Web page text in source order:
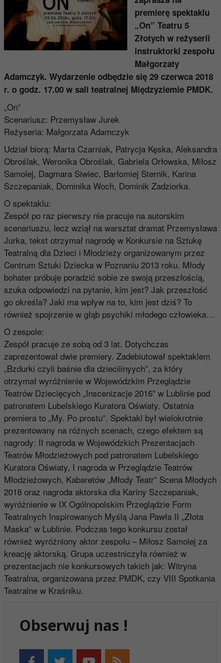
premierę spektaklu
„On” Teatru 5
Złotych w reżyserii
instruktorki zespołu
Małgorzaty
Adamczyk. Wydarzenie odbędzie się 29 czerwca 2018
r. o godz. 17.00 w sali teatralnej Międzyziemie PMDK.
„On”
Scenariusz: Przemysław Jurek
Reżyseria: Małgorzata Adamczyk
Udział biorą: Marta Czarniak, Patrycja Kęska, Aleksandra
Obroślak, Weronika Obroślak, Gabriela Orłowska, Miłosz
Samolej, Dagmara Siwiec, Barłomiej Sternik, Karina
Szczepaniak, Dominika Woch, Dominik Zadziorka.
O spektaklu:
Zespół po raz pierwszy nie pracuje na autorskim
scenariuszu, lecz wziął na warsztat dramat Przemysława
Jurka, tekst otrzymał nagrodę w Konkursie na Sztukę
Teatralną dla Dzieci i Młodzieży organizowanym przez
Centrum Sztuki Dziecka w Poznaniu 2013 roku. Młody
bohater próbuje poradzić sobie ze swoją przeszłością,
szuka odpowiedzi na pytanie, kim jest? Jak przeszłość
go określa? Jaki ma wpływ na to, kim jest dziś? To
również spojrzenie w głąb psychiki młodego człowieka…
O zespole:
Zespół pracuje ze sobą od 3 lat. Dotychczas
zaprezentował dwie premiery. Zadebiutował spektaklem
„Bzdurki czyli baśnie dla dzieciiinyych”, za który
otrzymał wyróżnienie w Wojewódzkim Przeglądzie
Teatrów Dziecięcych „Inscenizacje 2016” w Lublinie pod
patronatem Lubelskiego Kuratora Oświaty. Ostatnia
premiera to „My. Po prostu”. Spektakl był wielokrotnie
prezentowany na różnych scenach, czego efektem są
nagrody: II nagroda w Wojewódzkich Prezentacjach
Teatrów Młodzieżowych pod patronatem Lubelskiego
Kuratora Oświaty, I nagroda w Przeglądzie Teatrów
Młodzieżowych, Kabaretów „Młody Teatr” Scena Młodych
2018 oraz nagroda aktorska dla Kariny Szczepaniak,
wyróżnienie w IX Ogólnopolskim Przeglądzie Form
Teatralnych Inspirowanych Myślą Jana Pawła II „Złota
Maska” w Lublinie. Podczas tego konkursu został
również wyróżniony aktor zespołu – Miłosz Samolej za
kreację aktorską. Grupa uczestniczyła również w
prezentacjach nie konkursowych takich jak: Witryna
Teatralna, organizowana przez PMDK, czy VIII Spotkania
Teatralne w Kraśniku.
Obserwuj nas !